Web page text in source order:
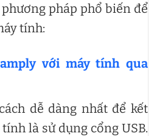
pháp phổ biến để
tính:
với máy tính qua
dễ dàng nhất để kết
là sử dụng cổng USB.